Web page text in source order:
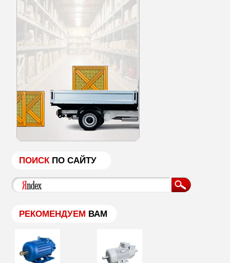
ПОИСКПО САЙТУ
РЕКОМЕНДУЕМ ВАМ